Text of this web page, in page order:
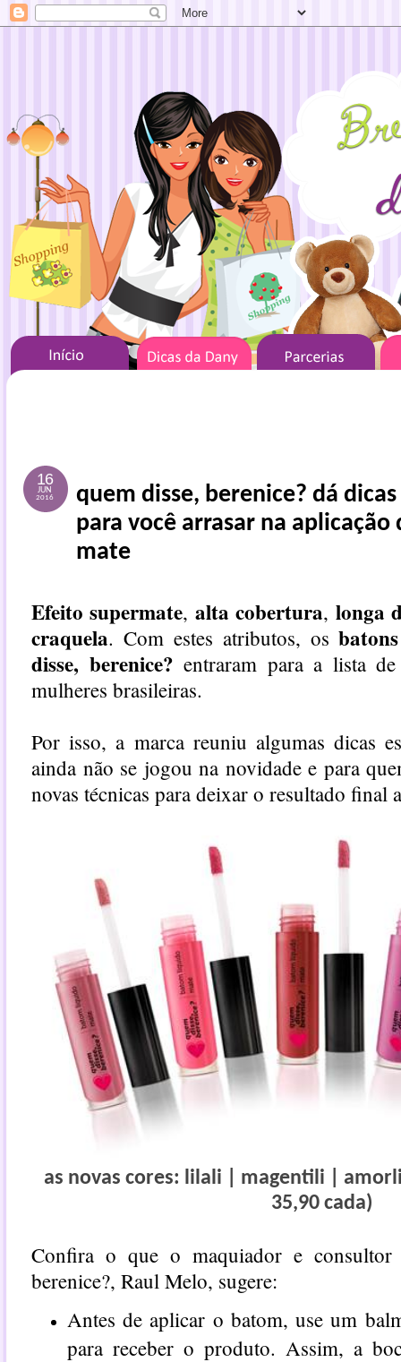
16
JUN
2016
quem disse, berenice? dá
para você arrasar na
mate
Efeito supermate, alta cobertura, longa
craquela. Com estes atributos, os
disse, berenice? entraram para a lista
mulheres brasileiras.
Por isso, a marca reuniu algumas dicas
ainda não se jogou na novidade e para
novas técnicas para deixar o resultado
as novas cores: lilali | magentili |
35,90 cada)
Confira o que o maquiador e
berenice?, Raul Melo, sugere:
Antes de aplicar o batom, use um
para receber o produto. Assim, a